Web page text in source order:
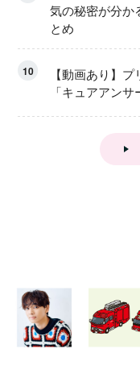
気の秘密が分か
とめ
10
【動画あり】
「キュアアン